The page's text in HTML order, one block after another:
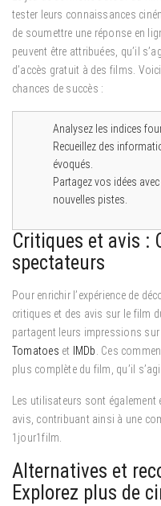
tester leurs connaissances
de soumettre une réponse en
peuvent être attribuées, qu’il
d’accès gratuit à des films.
chances de succès :
Analysez les indices
Recueillez des
évoqués.
Partagez vos idées
nouvelles pistes.
Critiques et avis :
spectateurs
Pour enrichir l’expérience de
critiques et des avis sur le film
partagent leurs impressions
Tomatoes et IMDb . Ces
plus complète du film, qu’il
Les utilisateurs sont
avis, contribuant ainsi à une
1jour1film.
Alternatives et
Explorez plus de